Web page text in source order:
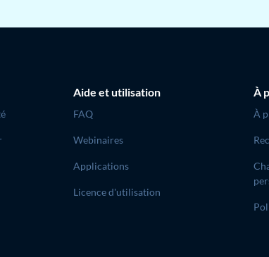
Aide et utilisation
FAQ
Webinaires
Applications
Licence d'utilisation
À
À